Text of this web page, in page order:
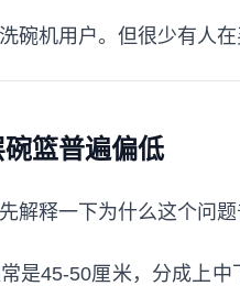
碗机用户。但很少有人
篮普遍偏低
解释一下为什么这个问题
是45-50厘米，分成上